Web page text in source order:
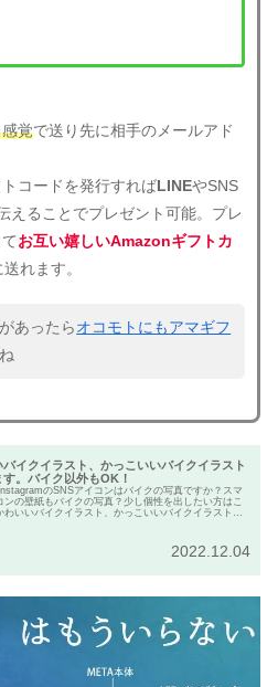
覚で送り先に相手のメールアド
コードを発行すればLINEやSNS
えることでプレゼント可能。プレ
お互い嬉しいAmazonギフトカ
れます。
あったらオコモトにもアマギフ
バイクイラスト、かっこいいバイクイラスト
。バイク以外もOK！
のSNSアイコンはバイクの写真ですか？スマ
ンの壁紙もバイクの写真？少し個性を出したい方はこ
わいいバイクイラスト、かっこいいバイクイラストを
2022.12.04